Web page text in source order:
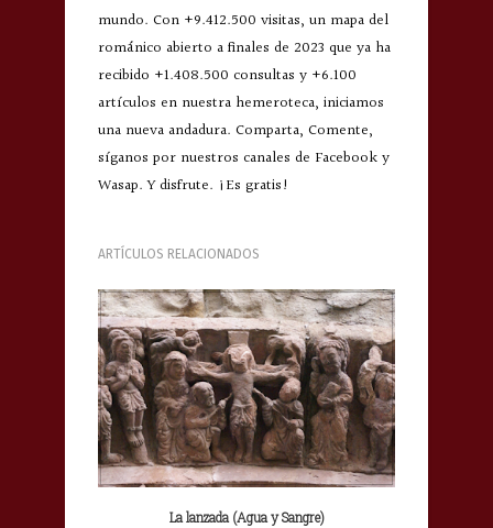
mundo. Con +9.412.500 visitas, un mapa del
románico abierto a finales de 2023 que ya ha
recibido +1.408.500 consultas y +6.100
artículos en nuestra hemeroteca, iniciamos
una nueva andadura. Comparta, Comente,
síganos por nuestros canales de Facebook y
Wasap. Y disfrute. ¡Es gratis!
ARTÍCULOS RELACIONADOS
La lanzada (Agua y Sangre)